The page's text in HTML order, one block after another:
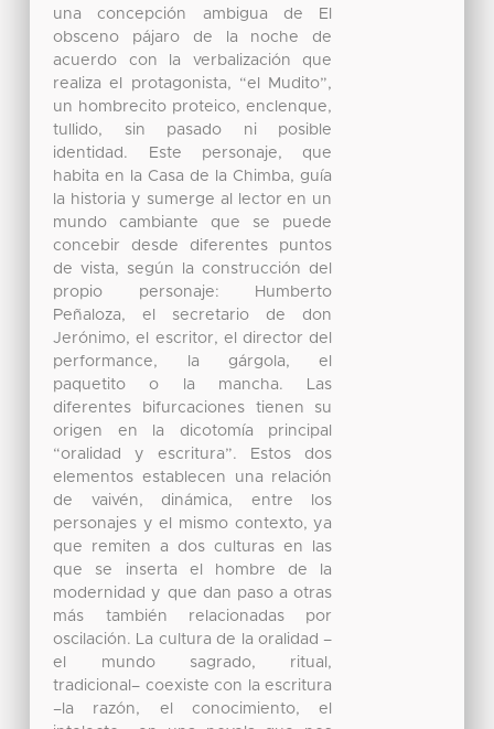
una concepción ambigua de El
obsceno pájaro de la noche de
acuerdo con la verbalización que
realiza el protagonista, “el Mudito”,
un hombrecito proteico, enclenque,
tullido, sin pasado ni posible
identidad. Este personaje, que
habita en la Casa de la Chimba, guía
la historia y sumerge al lector en un
mundo cambiante que se puede
concebir desde diferentes puntos
de vista, según la construcción del
propio personaje: Humberto
Peñaloza, el secretario de don
Jerónimo, el escritor, el director del
performance, la gárgola, el
paquetito o la mancha. Las
diferentes bifurcaciones tienen su
origen en la dicotomía principal
“oralidad y escritura”. Estos dos
elementos establecen una relación
de vaivén, dinámica, entre los
personajes y el mismo contexto, ya
que remiten a dos culturas en las
que se inserta el hombre de la
modernidad y que dan paso a otras
más también relacionadas por
oscilación. La cultura de la oralidad –
el mundo sagrado, ritual,
tradicional– coexiste con la escritura
–la razón, el conocimiento, el